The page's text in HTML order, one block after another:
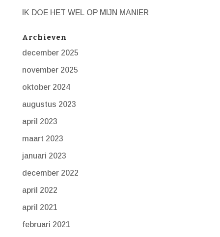
IK DOE HET WEL OP MIJN MANIER
Archieven
december 2025
november 2025
oktober 2024
augustus 2023
april 2023
maart 2023
januari 2023
december 2022
april 2022
april 2021
februari 2021